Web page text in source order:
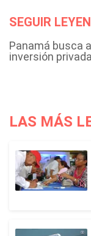
SEGUIR
Panamá busca
inversión
LAS MÁS